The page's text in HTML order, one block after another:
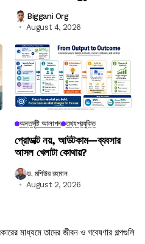
Biggani Org
August 4, 2026
অন্তর্দৃষ্টি আলাপন তথ্যপ্রযুক্তি
প্রোডাক্ট নয়, আউটকাম—ব্যবসার
আসল খেলাটা কোথায়?
ড. মশিউর রহমান
August 2, 2026
মাধ্যমে তাদের জীবন ও গবেষণার গল্পগুলি